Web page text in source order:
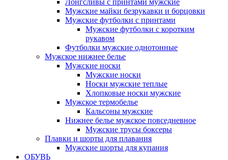
Лонгсливы с принтами мужские
Мужские майки безрукавки и борцовки
Мужские футболки с принтами
Мужские футболки с коротким
рукавом
Футболки мужские однотонные
Мужское нижнее белье
Мужские носки
Мужские носки
Носки мужские теплые
Хлопковые носки мужские
Мужское термобелье
Кальсоны мужские
Нижнее белье мужское повседневное
Мужские трусы боксеры
Плавки и шорты для плавания
Мужские шорты для купания
ОБУВЬ